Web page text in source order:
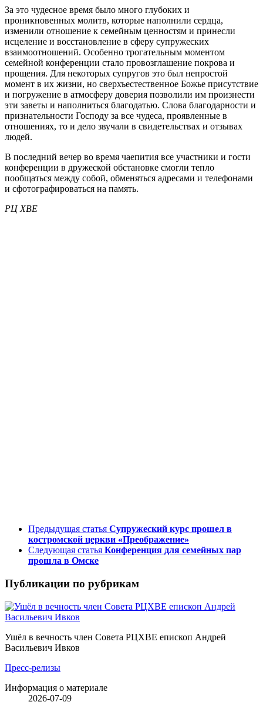
За это чудесное время было много глубоких и
проникновенных молитв, которые наполнили сердца,
изменили отношение к семейным ценностям и принесли
исцеление и восстановление в сферу супружеских
взаимоотношений. Особенно трогательным моментом
семейной конференции стало провозглашение покрова и
прощения. Для некоторых супругов это был непростой
момент в их жизни, но сверхъестественное Божье присутствие
и погружение в атмосферу доверия позволили им произнести
эти заветы и наполниться благодатью. Слова благодарности и
признательности Господу за все чудеса, проявленные в
отношениях, то и дело звучали в свидетельствах и отзывах
людей.
В последний вечер во время чаепития все участники и гости
конференции в дружеской обстановке смогли тепло
пообщаться между собой, обменяться адресами и телефонами
и сфотографироваться на память.
РЦ ХВЕ
Предыдущая статья Супружеский курс прошел в
костромской церкви «Преображение»
Следующая статья Конференция для семейных пар
прошла в Омске
Публикации по рубрикам
Ушёл в вечность член Совета РЦХВЕ епископ Андрей
Васильевич Ивков
Пресс-релизы
Информация о материале
2026-07-09